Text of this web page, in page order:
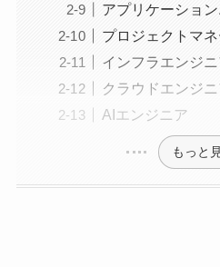
アプリケーショ
プロジェクトマ
インフラエンジ
クラウドエンジ
AIエンジニア
もっと